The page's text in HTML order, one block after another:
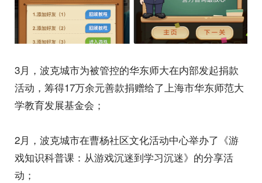
3月，波克城市为被管控的华东师大在内部发起捐款
活动，筹得17万余元善款捐赠给了上海市华东师范大
学教育发展基金会；
2月，波克城市在曹杨社区文化活动中心举办了《游
戏知识科普课：从游戏沉迷到学习沉迷》的分享活
动；